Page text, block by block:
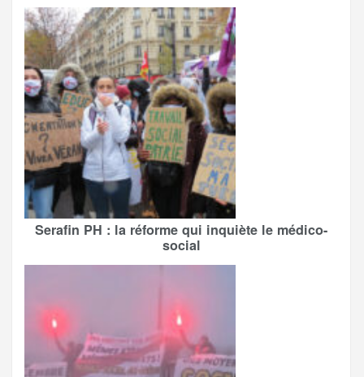
Serafin PH : la réforme qui inquiète le médico-
social